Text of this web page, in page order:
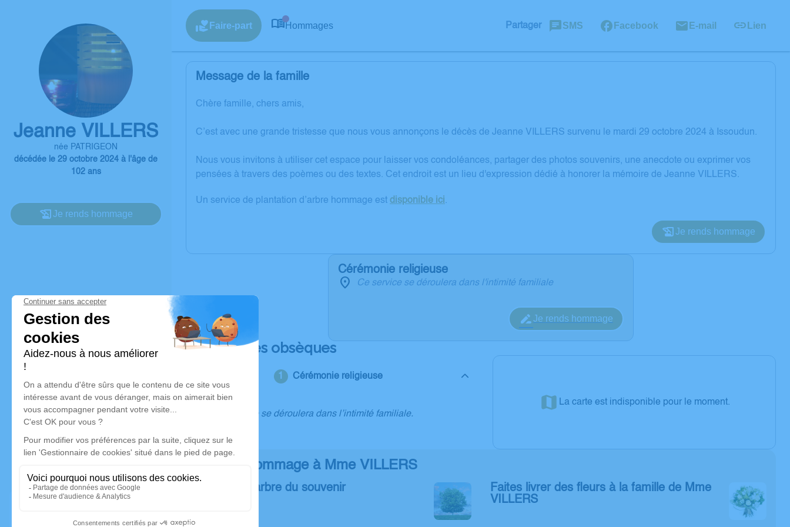
Jeanne VILLERS
née PATRIGEON
décédée le 29 octobre 2024 à l'âge de
102 ans
Je rends hommage
Faire-part Hommages Partager SMS Facebook E-mail Lien
Message de la famille
Chère famille, chers amis,
C’est avec une grande tristesse que nous vous annonçons le décès de Jeanne VILLERS survenu le mardi 29 octobre 2024 à Issoudun.
Nous vous invitons à utiliser cet espace pour laisser vos condoléances, partager des photos souvenirs, une anecdote ou exprimer vos
pensées à travers des poèmes ou des textes. Cet endroit est un lieu d'expression dédié à honorer la mémoire de Jeanne VILLERS.
Un service de plantation d’arbre hommage est disponible ici .
Je rends hommage
Cérémonie religieuse
Ce service se déroulera dans l'intimité familiale
Je rends hommage
Déroulé des obsèques
Cérémonie religieuse
Ce service se déroulera dans l’intimité familiale.
La carte est indisponible pour le moment.
Rendez hommage à Mme VILLERS
Plantez un arbre du souvenir
Faites livrer des fleurs à la famille de Mme
VILLERS